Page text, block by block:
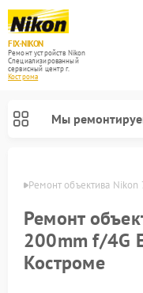
FIX-NIKON
Ремонт устройств Nikon
Специализированный
cервисный центр г.
Кострома
Мы
Ремонт объектива
Ремонт
200mm f/4G
Костроме